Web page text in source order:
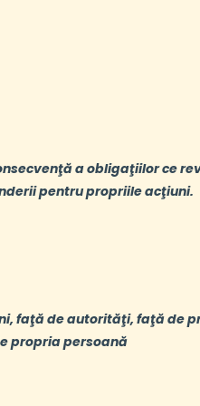
a obligaţiilor ce
pentru propriile acţiuni.
faţă de autorităţi, faţă de
propria persoană